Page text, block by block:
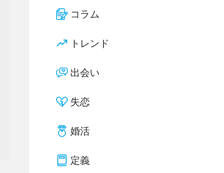
コラム
トレンド
出会い
失恋
婚活
定義